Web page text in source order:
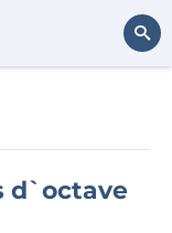
d`octave